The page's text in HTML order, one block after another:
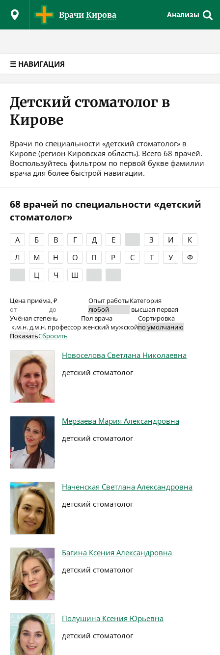
Врачи Кирова Анализы
☰ НАВИГАЦИЯ
Детский стоматолог в
Кирове
Врачи по специальности «детский стоматолог» в
Кирове (регион Кировская область). Всего 68 врачей.
Воспользуйтесь фильтром по первой букве фамилии
врача для более быстрой навигации.
68 врачей по специальности «детский
стоматолог»
А Б В Г Д Е З И
К
Л
М Н О П Р С Т У
Ф
Ц Ч Ш
Цена приёма, ₽ Опыт работыКатегория
высшая первая
Учёная степень
к.м.н.д.м.н. профессор
Пол врача
женский мужской
Сортировка
ПоказатьСбросить
Новоселова Светлана Николаевна
детский стоматолог
Мерзаева Мария Александровна
детский стоматолог
Наченская Светлана Александровна
детский стоматолог
Багина Ксения Александровна
детский стоматолог
Полушина Ксения Юрьевна
детский стоматолог